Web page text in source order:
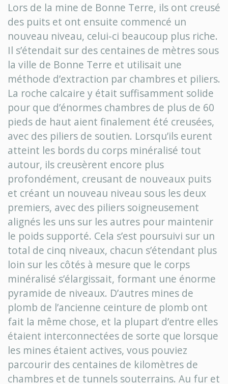
Lors de la mine de Bonne Terre, ils ont creusé
des puits et ont ensuite commencé un
nouveau niveau, celui-ci beaucoup plus riche.
Il s’étendait sur des centaines de mètres sous
la ville de Bonne Terre et utilisait une
méthode d’extraction par chambres et piliers.
La roche calcaire y était suffisamment solide
pour que d’énormes chambres de plus de 60
pieds de haut aient finalement été creusées,
avec des piliers de soutien. Lorsqu’ils eurent
atteint les bords du corps minéralisé tout
autour, ils creusèrent encore plus
profondément, creusant de nouveaux puits
et créant un nouveau niveau sous les deux
premiers, avec des piliers soigneusement
alignés les uns sur les autres pour maintenir
le poids supporté. Cela s’est poursuivi sur un
total de cinq niveaux, chacun s’étendant plus
loin sur les côtés à mesure que le corps
minéralisé s’élargissait, formant une énorme
pyramide de niveaux. D’autres mines de
plomb de l’ancienne ceinture de plomb ont
fait la même chose, et la plupart d’entre elles
étaient interconnectées de sorte que lorsque
les mines étaient actives, vous pouviez
parcourir des centaines de kilomètres de
chambres et de tunnels souterrains. Au fur et